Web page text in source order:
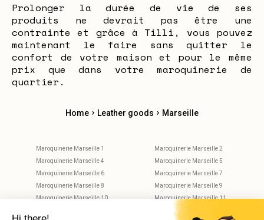
Prolonger la durée de vie de ses
produits ne devrait pas être une
contrainte et grâce à Tilli, vous pouvez
maintenant le faire sans quitter le
confort de votre maison et pour le même
prix que dans votre maroquinerie de
quartier.
Home › Leather goods › Marseille
Maroquinerie Marseille 1
Maroquinerie Marseille 2
Maroquinerie Marseille 4
Maroquinerie Marseille 5
Maroquinerie Marseille 6
Maroquinerie Marseille 7
Maroquinerie Marseille 8
Maroquinerie Marseille 9
Maroquinerie Marseille 10
Maroquinerie Marseille 11
Maroquinerie Aix-En-Provence